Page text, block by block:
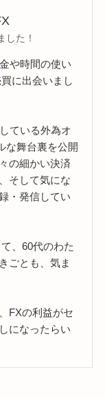
した！
や時間の使い
に出会いまし
ている外為オ
な舞台裏を公開
の細かい決済
そして気にな
・発信してい
、60代のわた
ごとも、気ま
FXの利益がセ
になったらい